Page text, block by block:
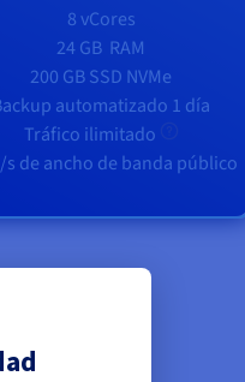
8 vCores
24 GB RAM
200 GB SSD NVMe
automatizado 1 día
Tráfico ilimitado
s de ancho de banda público